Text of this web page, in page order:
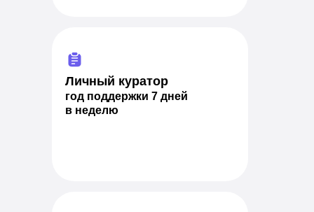
Личный куратор
год поддержки 7 дней
в неделю